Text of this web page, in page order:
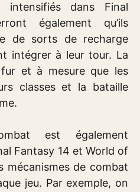
dans Final
également qu’ils
de sorts de recharge
intégrer à leur tour. La
et à mesure que les
classes et la bataille
est également
Fantasy 14 et World of
mécanismes de combat
jeu. Par exemple, on